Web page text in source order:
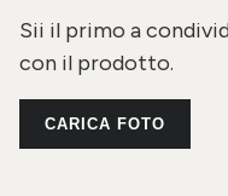
Sii il primo a
con il prodotto.
CARICA FOTO